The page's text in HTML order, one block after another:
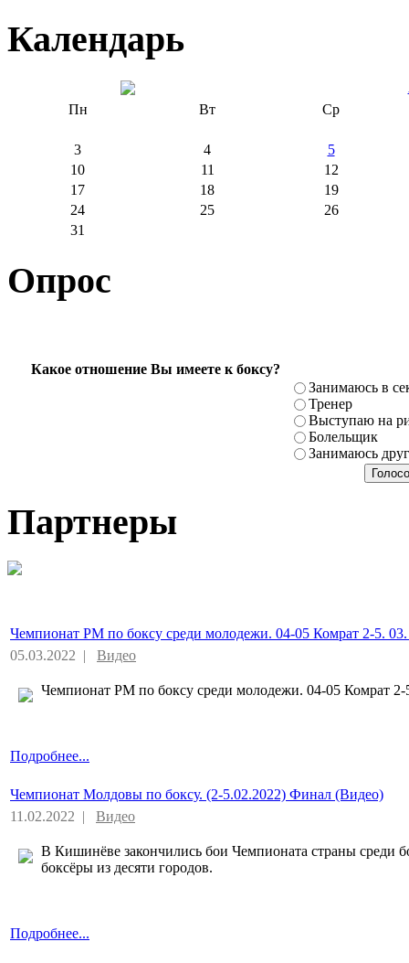
Календарь
Пн
Вт Ср
3 4
5
10
11
12
17
18
19
24
25
26
31
Опрос
Какое отношение Вы имеете к боксу?
Занимаюсь в
Тренер
Выступаю на
Болельщик
Занимаюсь
Партнеры
Чемпионат РМ по боксу среди молодежи. 04-05 Комрат 2-5.
05.03.2022 | Видео
Чемпионат РМ по боксу среди молодежи. 04-05 Комрат 2-
Подробнее...
Чемпионат Молдовы по боксу. (2-5.02.2022) Финал (Видео)
11.02.2022 | Видео
В Кишинёве закончились бои Чемпионата страны среди
боксёры из десяти городов.
Подробнее...